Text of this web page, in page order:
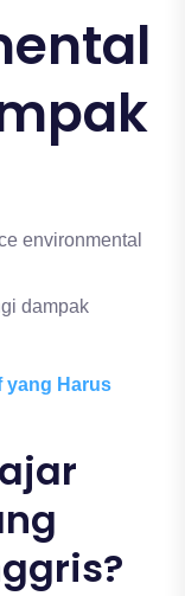
environmental
dampak
yang Harus